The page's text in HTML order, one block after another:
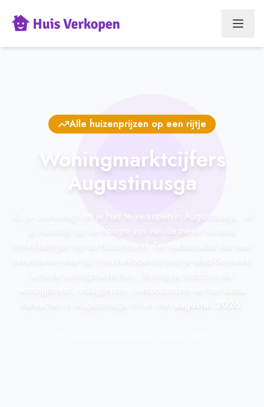
Alle huizenprijzen op een rijtje
Woningmarktcijfers
Augustinusga
Als je overweegt om je huis te verkopen in Augustinusga, wil
je natuurlijk op de hoogte zijn van de meest recente